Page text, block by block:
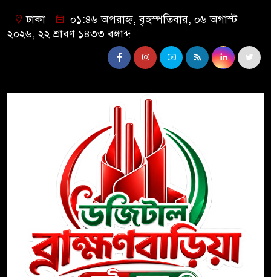
ঢাকা
০১:৪৬ অপরাহ্ন, বৃহস্পতিবার, ০৬ অগাস্ট
২০২৬, ২২ শ্রাবণ ১৪৩৩ বঙ্গাব্দ